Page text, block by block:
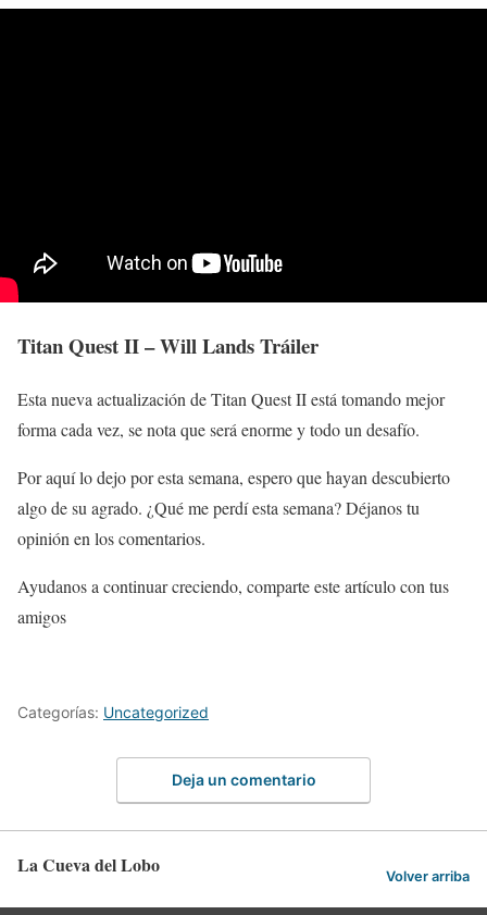
Titan Quest II – Will Lands Tráiler
Esta nueva actualización de Titan Quest II está tomando mejor
forma cada vez, se nota que será enorme y todo un desafío.
Por aquí lo dejo por esta semana, espero que hayan descubierto
algo de su agrado. ¿Qué me perdí esta semana? Déjanos tu
opinión en los comentarios.
Ayudanos a continuar creciendo, comparte este artículo con tus
amigos
Categorías: Uncategorized
Deja un comentario
La Cueva del Lobo Volver arriba